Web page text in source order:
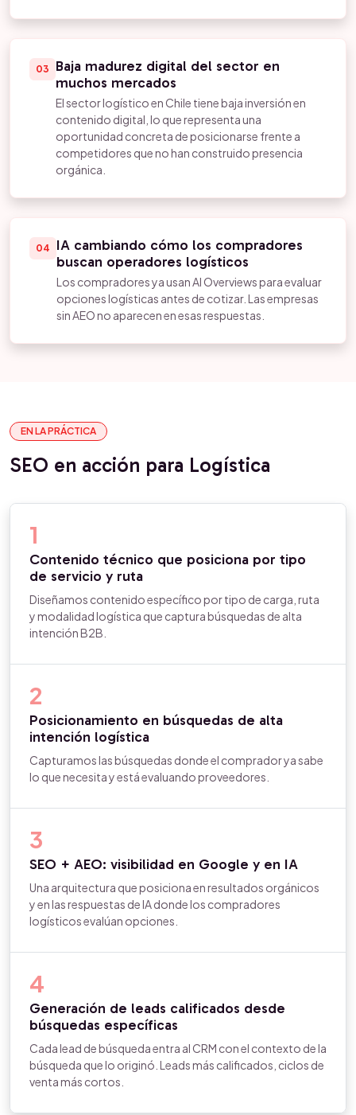
03
Baja madurez digital del sector en
muchos mercados
El sector logístico en Chile tiene baja inversión en
contenido digital, lo que representa una
oportunidad concreta de posicionarse frente a
competidores que no han construido presencia
orgánica.
04
IA cambiando cómo los compradores
buscan operadores logísticos
Los compradores ya usan AI Overviews para evaluar
opciones logísticas antes de cotizar. Las empresas
sin AEO no aparecen en esas respuestas.
EN LA PRÁCTICA
SEO en acción para Logística
1
Contenido técnico que posiciona por tipo
de servicio y ruta
Diseñamos contenido específico por tipo de carga, ruta
y modalidad logística que captura búsquedas de alta
intención B2B.
2
Posicionamiento en búsquedas de alta
intención logística
Capturamos las búsquedas donde el comprador ya sabe
lo que necesita y está evaluando proveedores.
3
SEO + AEO: visibilidad en Google y en IA
Una arquitectura que posiciona en resultados orgánicos
y en las respuestas de IA donde los compradores
logísticos evalúan opciones.
4
Generación de leads calificados desde
búsquedas específicas
Cada lead de búsqueda entra al CRM con el contexto de la
búsqueda que lo originó. Leads más calificados, ciclos de
venta más cortos.